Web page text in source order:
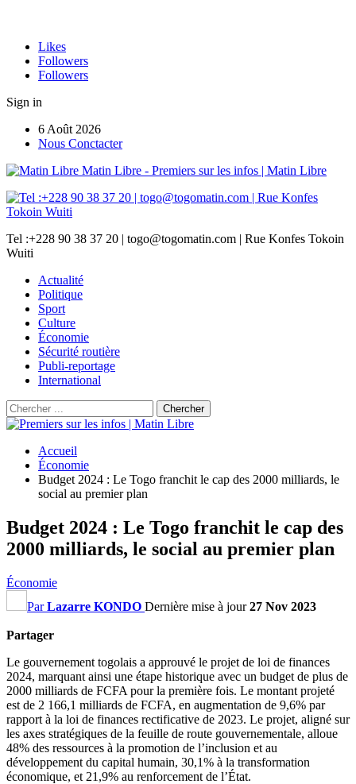
Likes
Followers
Followers
Sign in
6 Août 2026
Nous Conctacter
Matin Libre - Premiers sur les infos | Matin Libre
Tel :+228 90 38 37 20 | togo@togomatin.com | Rue Konfes Tokoin
Wuiti
Actualité
Politique
Sport
Culture
Économie
Sécurité routière
Publi-reportage
International
Accueil
Économie
Budget 2024 : Le Togo franchit le cap des 2000 milliards, le
social au premier plan
Budget 2024 : Le Togo franchit le cap des
2000 milliards, le social au premier plan
Économie
ParLazarre KONDO Dernière mise à jour27 Nov 2023
Partager
Le gouvernement togolais a approuvé le projet de loi de finances
2024, marquant ainsi une étape historique avec un budget de plus de
2000 milliards de FCFA pour la première fois. Le montant projeté
est de 2 166,1 milliards de FCFA, en augmentation de 9,6% par
rapport à la loi de finances rectificative de 2023. Le projet, aligné sur
les axes stratégiques de la feuille de route gouvernementale, alloue
48% des ressources à la promotion de l’inclusion et au
développement du capital humain, 30,1% à la transformation
économique, et 21,9% au renforcement de l’État.